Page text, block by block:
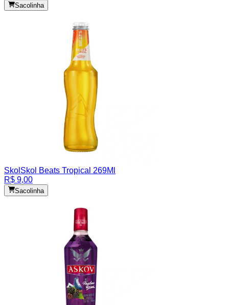
Sacolinha
Skol Skol Beats Tropical 269Ml
R$ 9,00
Sacolinha